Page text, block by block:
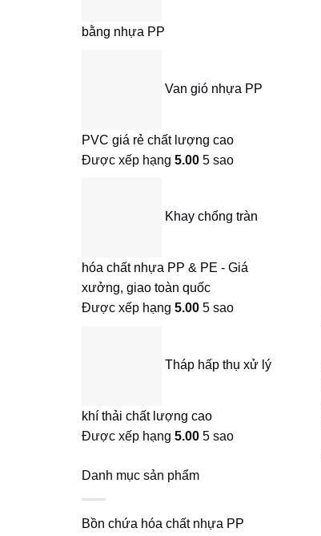
bằng nhựa PP
Van gió nhựa PP
PVC giá rẻ chất lượng cao
Được xếp hạng 5.00 5 sao
Khay chống tràn
hóa chất nhựa PP & PE - Giá
xưởng, giao toàn quốc
Được xếp hạng 5.00 5 sao
Tháp hấp thụ xử lý
khí thải chất lượng cao
Được xếp hạng 5.00 5 sao
Danh mục sản phẩm
Bồn chứa hóa chất nhựa PP